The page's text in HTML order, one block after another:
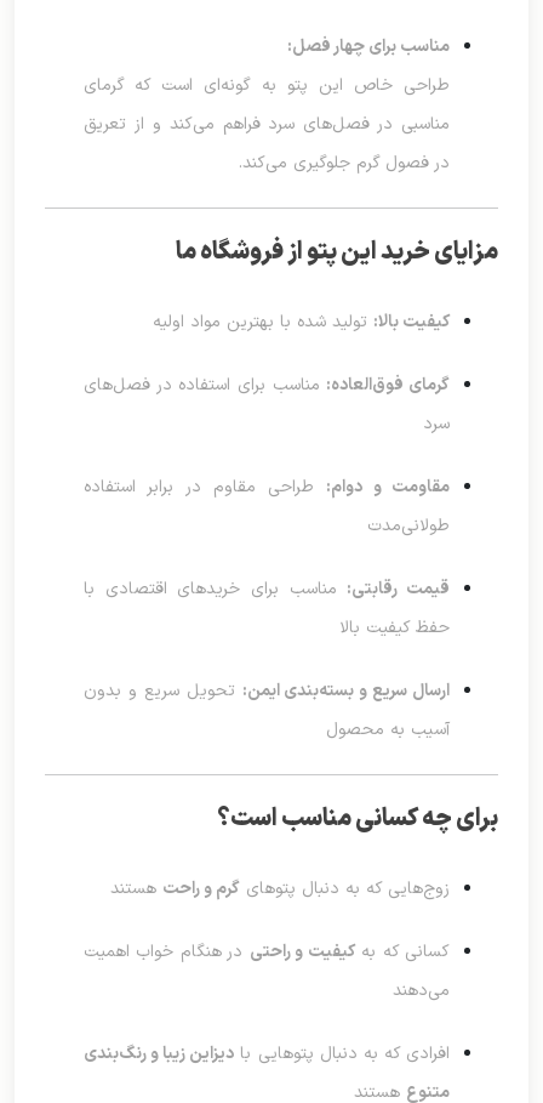
مناسب برای چهار فصل:
طراحی خاص این پتو به گونه‌ای است که گرمای
مناسبی در فصل‌های سرد فراهم می‌کند و از تعریق
در فصول گرم جلوگیری می‌کند.
مزایای خرید این پتو از فروشگاه ما
کیفیت بالا: تولید شده با بهترین مواد اولیه
گرمای فوق‌العاده: مناسب برای استفاده در فصل‌های
سرد
مقاومت و دوام: طراحی مقاوم در برابر استفاده
طولانی‌مدت
قیمت رقابتی: مناسب برای خریدهای اقتصادی با
حفظ کیفیت بالا
ارسال سریع و بسته‌بندی ایمن: تحویل سریع و بدون
آسیب به محصول
برای چه کسانی مناسب است؟
زوج‌هایی که به دنبال پتوهای گرم و راحت هستند
کسانی که بهکیفیت و راحتی در هنگام خواب اهمیت
می‌دهند
افرادی که به دنبال پتوهایی با دیزاین زیبا و رنگ‌بندی
متنوع هستند